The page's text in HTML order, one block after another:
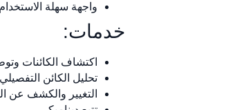
واجهة سهلة الاستخدام
خدمات:
اكتشاف الكائنات
تحليل الكائن
التغيير والكشف عن